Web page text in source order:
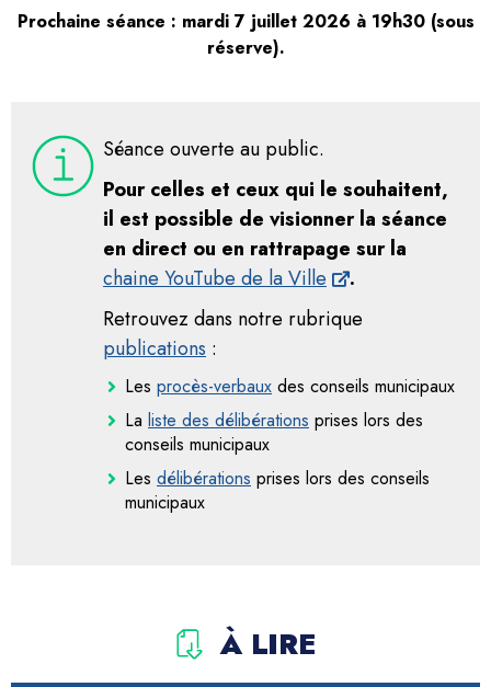
Prochaine séance : mardi 7 juillet 2026 à 19h30 (sous
réserve).
Séance ouverte au public.
Pour celles et ceux qui le souhaitent,
il est possible de visionner la séance
en direct ou en rattrapage sur la
chaine YouTube de la Ville
.
Retrouvez dans notre rubrique
publications :
Les procès-verbaux des conseils municipaux
La liste des délibérations prises lors des
conseils municipaux
Les délibérations prises lors des conseils
municipaux
À LIRE